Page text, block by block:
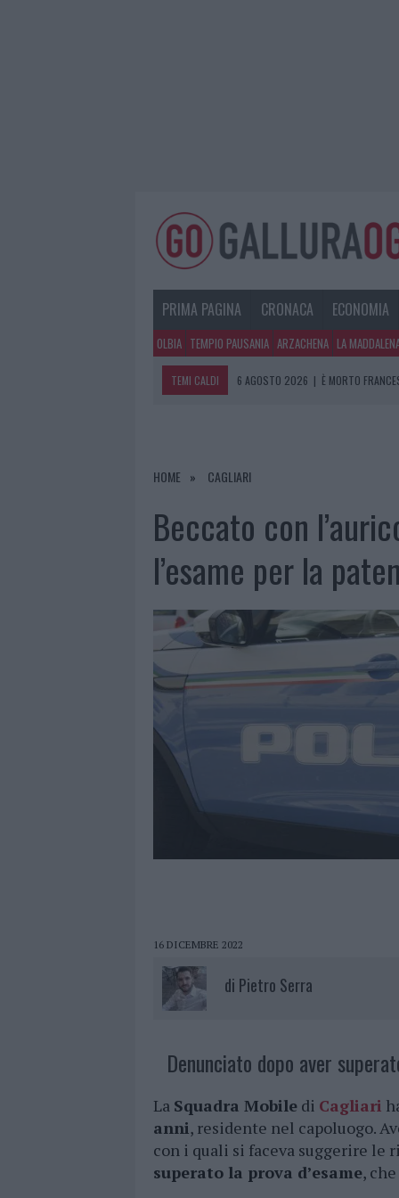
PRIMA PAGINA CRONACA ECONOMIA
OLBIA TEMPIO PAUSANIA ARZACHENA LA
TEMI CALDI 6 AGOSTO 2026 | È MORTO
6 AGOSTO 2026
|
HOME CAGLIARI
Beccato con
l’esame per la
16 DICEMBRE 2022
di Pietro Serra
Denunciato dopo aver
La Squadra Mobile di Cagliari
anni, residente nel capoluogo.
con i quali si faceva suggerire le
superato la prova d’esame,